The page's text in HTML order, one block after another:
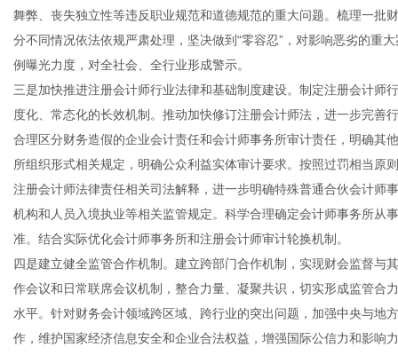
舞弊、丧失独立性等违反职业规范和道德规范的重大问题。梳理一批
分不同情况依法依规严肃处理，坚决做到“零容忍”，对影响恶劣的重
例曝光力度，对全社会、全行业形成警示。
三是加快推进注册会计师行业法律和基础制度建设。制定注册会计师
度化、常态化的长效机制。推动加快修订注册会计师法，进一步完善
合理区分财务造假的企业会计责任和会计师事务所审计责任，明确其
所组织形式相关规定，明确公众利益实体审计要求。按照过罚相当原
注册会计师法律责任相关司法解释，进一步明确特殊普通合伙会计师
机构和人员入境执业等相关监管规定。科学合理确定会计师事务所从
准。结合实际优化会计师事务所和注册会计师审计轮换机制。
四是建立健全监管合作机制。建立跨部门合作机制，实现财会监督与
作会议和日常联席会议机制，整合力量、凝聚共识，切实形成监管合
水平。针对财务会计领域跨区域、跨行业的突出问题，加强中央与地
作，维护国家经济信息安全和企业合法权益，增强国际公信力和影响